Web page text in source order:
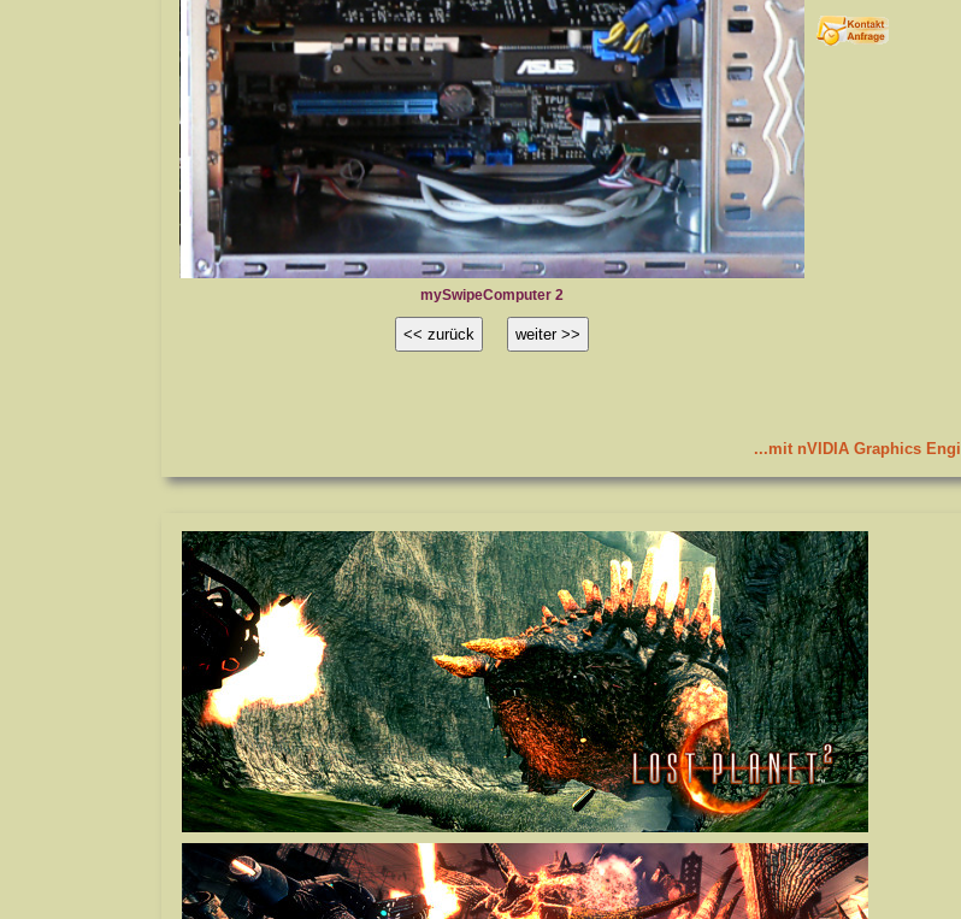
mySwipeComputer 2
<< zurück weiter >>
...mit nVIDIA Graphics